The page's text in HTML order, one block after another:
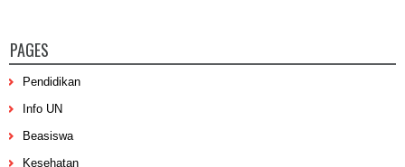
PAGES
Pendidikan
Info UN
Beasiswa
Kesehatan